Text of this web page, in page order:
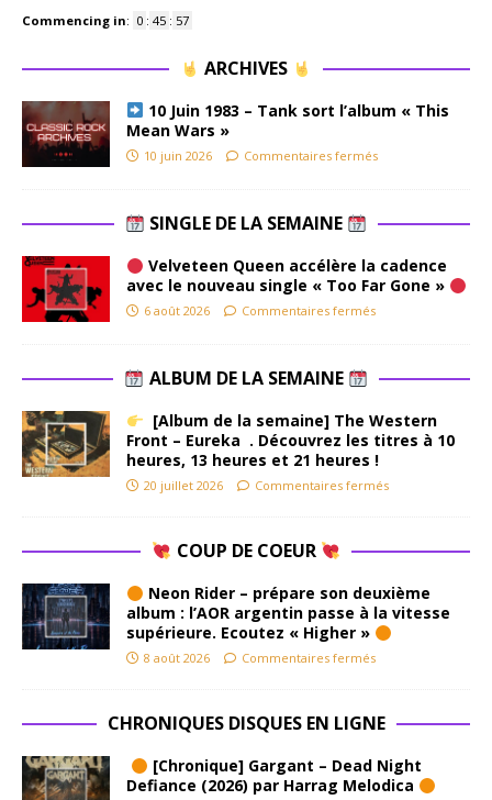
Commencing in: 0 : 45 : 56
ARCHIVES
10 Juin 1983 – Tank sort l’album « This
Mean Wars »
10 juin 2026 Commentaires fermés
SINGLE DE LA SEMAINE
Velveteen Queen accélère la cadence
avec le nouveau single « Too Far Gone »
6 août 2026 Commentaires fermés
ALBUM DE LA SEMAINE
[Album de la semaine] The Western
Front – Eureka . Découvrez les titres à 10
heures, 13 heures et 21 heures !
20 juillet 2026 Commentaires fermés
COUP DE COEUR
Neon Rider – prépare son deuxième
album : l’AOR argentin passe à la vitesse
supérieure. Ecoutez « Higher »
8 août 2026 Commentaires fermés
CHRONIQUES DISQUES EN LIGNE
[Chronique] Gargant – Dead Night
Defiance (2026) par Harrag Melodica